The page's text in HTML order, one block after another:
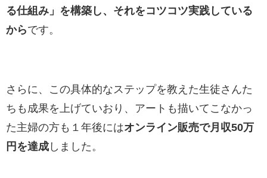
る仕組み」を構築し、それをコツコツ実践している
からです。
さらに、この具体的なステップを教えた生徒さんた
ちも成果を上げていおり、アートも描いてこなかっ
た主婦の方も１年後にはオンライン販売で月収50万
円を達成 しました。